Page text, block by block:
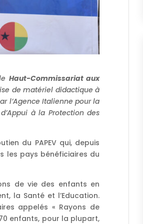
Haut-Commissariat aux
de matériel didactique à
l’Agence Italienne pour la
à la Protection des
du PAPEV qui, depuis
les pays bénéficiaires du
de vie des enfants en
la Santé et l’Education.
appelés « Rayons de
enfants, pour la plupart,